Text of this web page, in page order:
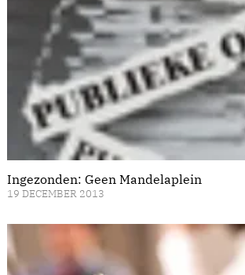
Ingezonden: Geen Mandelaplein
19 DECEMBER 2013